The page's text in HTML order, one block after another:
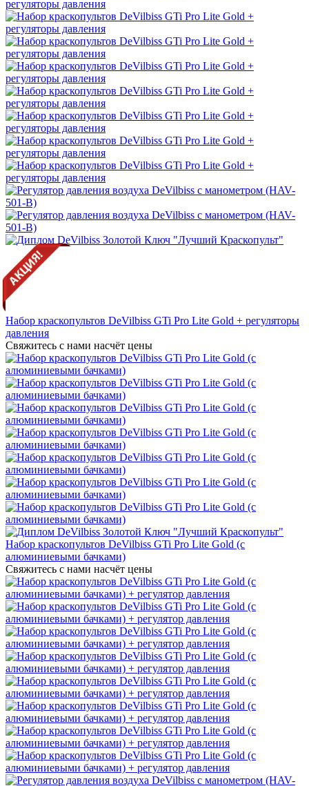
Набор краскопультов DeVilbiss GTi Pro Lite Gold + регуляторы
давления
Свяжитесь с нами насчёт цены
Набор краскопультов DeVilbiss GTi Pro Lite Gold (с
алюминиевыми бачками)
Свяжитесь с нами насчёт цены